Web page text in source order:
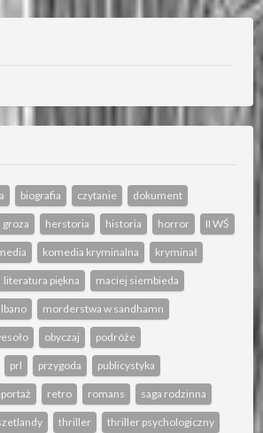
biografia czytanie dokument
groza herstoria historia horror II WŚ
komedia kryminalna kryminał
literatura piękna maciej siembieda
morderstwa w sandhamn
obyczaj podróże
prl przygoda publicystyka
retro romans saga rodzinna
thriller thriller psychologiczny